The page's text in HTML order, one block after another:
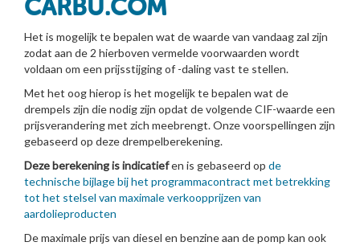
CARBU.COM
Het is mogelijk te bepalen wat de waarde van vandaag zal zijn
zodat aan de 2 hierboven vermelde voorwaarden wordt
voldaan om een prijsstijging of -daling vast te stellen.
Met het oog hierop is het mogelijk te bepalen wat de
drempels zijn die nodig zijn opdat de volgende CIF-waarde een
prijsverandering met zich meebrengt. Onze voorspellingen zijn
gebaseerd op deze drempelberekening.
Deze berekening is indicatiefen is gebaseerd op de
technische bijlage bij het programmacontract met betrekking
tot het stelsel van maximale verkoopprijzen van
aardolieproducten
De maximale prijs van diesel en benzine aan de pomp kan ook